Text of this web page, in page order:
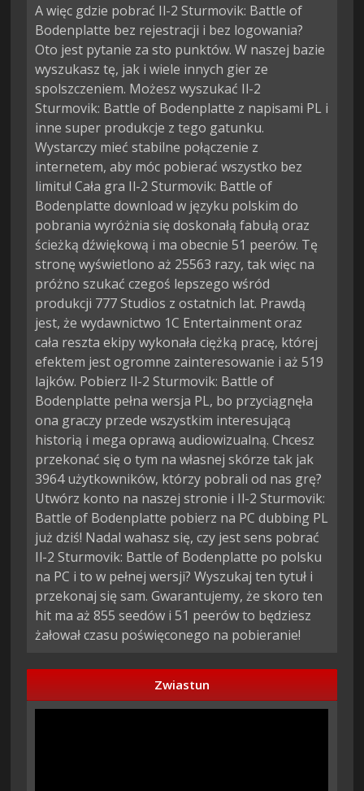
A więc gdzie pobrać Il-2 Sturmovik: Battle of
Bodenplatte bez rejestracji i bez logowania?
Oto jest pytanie za sto punktów. W naszej bazie
wyszukasz tę, jak i wiele innych gier ze
spolszczeniem. Możesz wyszukać Il-2
Sturmovik: Battle of Bodenplatte z napisami PL i
inne super produkcje z tego gatunku.
Wystarczy mieć stabilne połączenie z
internetem, aby móc pobierać wszystko bez
limitu! Cała gra Il-2 Sturmovik: Battle of
Bodenplatte download w języku polskim do
pobrania wyróżnia się doskonałą fabułą oraz
ścieżką dźwiękową i ma obecnie 51 peerów. Tę
stronę wyświetlono aż 25563 razy, tak więc na
próżno szukać czegoś lepszego wśród
produkcji 777 Studios z ostatnich lat. Prawdą
jest, że wydawnictwo 1C Entertainment oraz
cała reszta ekipy wykonała ciężką pracę, której
efektem jest ogromne zainteresowanie i aż 519
lajków. Pobierz Il-2 Sturmovik: Battle of
Bodenplatte pełna wersja PL, bo przyciągnęła
ona graczy przede wszystkim interesującą
historią i mega oprawą audiowizualną. Chcesz
przekonać się o tym na własnej skórze tak jak
3964 użytkowników, którzy pobrali od nas grę?
Utwórz konto na naszej stronie i Il-2 Sturmovik:
Battle of Bodenplatte pobierz na PC dubbing PL
już dziś! Nadal wahasz się, czy jest sens pobrać
Il-2 Sturmovik: Battle of Bodenplatte po polsku
na PC i to w pełnej wersji? Wyszukaj ten tytuł i
przekonaj się sam. Gwarantujemy, że skoro ten
hit ma aż 855 seedów i 51 peerów to będziesz
żałował czasu poświęconego na pobieranie!
Zwiastun